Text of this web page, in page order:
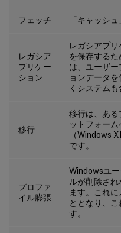
フェッチ 「キャッシ
レガシア
プリケー
ション
レガシアプ
を保存する
は、ユーザ
ョンデータ
くシステムも
移行
移行は、ある
ットフォー
（Windows
です。
プロファ
イル膨張
Windowsユ
ルが削除さ
ます。これ
ととなり、
す。